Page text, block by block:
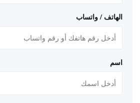
الهاتف / واتساب
اسم